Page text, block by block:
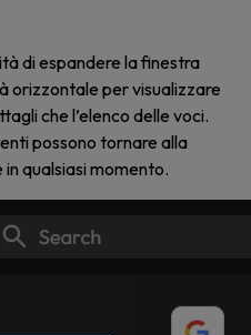
di espandere la finestra
orizzontale per visualizzare
che l’elenco delle voci.
possono tornare alla
qualsiasi momento.